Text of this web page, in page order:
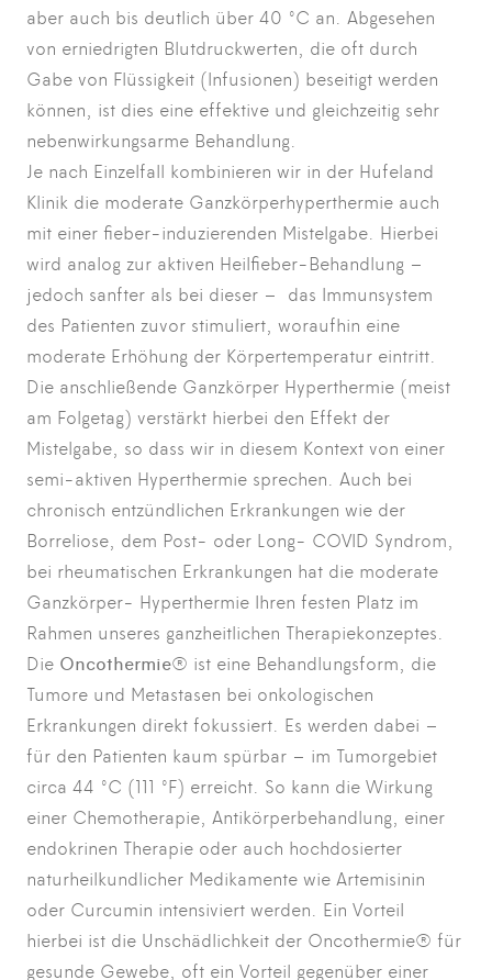
aber auch bis deutlich über 40 °C an. Abgesehen
von erniedrigten Blutdruckwerten, die oft durch
Gabe von Flüssigkeit (Infusionen) beseitigt werden
können, ist dies eine effektive und gleichzeitig sehr
nebenwirkungsarme Behandlung.
Je nach Einzelfall kombinieren wir in der Hufeland
Klinik die moderate Ganzkörperhyperthermie auch
mit einer fieber-induzierenden Mistelgabe. Hierbei
wird analog zur aktiven Heilfieber-Behandlung –
jedoch sanfter als bei dieser – das Immunsystem
des Patienten zuvor stimuliert, woraufhin eine
moderate Erhöhung der Körpertemperatur eintritt.
Die anschließende Ganzkörper Hyperthermie (meist
am Folgetag) verstärkt hierbei den Effekt der
Mistelgabe, so dass wir in diesem Kontext von einer
semi-aktiven Hyperthermie sprechen. Auch bei
chronisch entzündlichen Erkrankungen wie der
Borreliose, dem Post- oder Long- COVID Syndrom,
bei rheumatischen Erkrankungen hat die moderate
Ganzkörper- Hyperthermie Ihren festen Platz im
Rahmen unseres ganzheitlichen Therapiekonzeptes.
Die Oncothermie® ist eine Behandlungsform, die
Tumore und Metastasen bei onkologischen
Erkrankungen direkt fokussiert. Es werden dabei –
für den Patienten kaum spürbar – im Tumorgebiet
circa 44 °C (111 °F) erreicht. So kann die Wirkung
einer Chemotherapie, Antikörperbehandlung, einer
endokrinen Therapie oder auch hochdosierter
naturheilkundlicher Medikamente wie Artemisinin
oder Curcumin intensiviert werden. Ein Vorteil
hierbei ist die Unschädlichkeit der Oncothermie® für
gesunde Gewebe, oft ein Vorteil gegenüber einer